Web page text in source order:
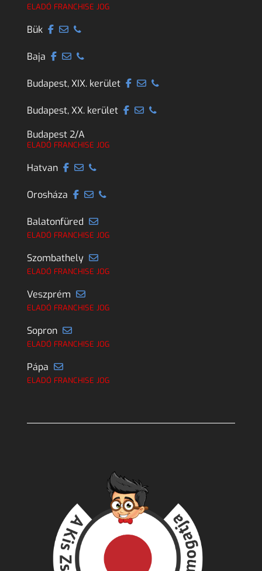
ELADÓ FRANCHISE JOG
Bük
Baja
Budapest, XIX. kerület
Budapest, XX. kerület
Budapest 2/A
ELADÓ FRANCHISE JOG
Hatvan
Orosháza
Balatonfüred
ELADÓ FRANCHISE JOG
Szombathely
ELADÓ FRANCHISE JOG
Veszprém
ELADÓ FRANCHISE JOG
Sopron
ELADÓ FRANCHISE JOG
Pápa
ELADÓ FRANCHISE JOG